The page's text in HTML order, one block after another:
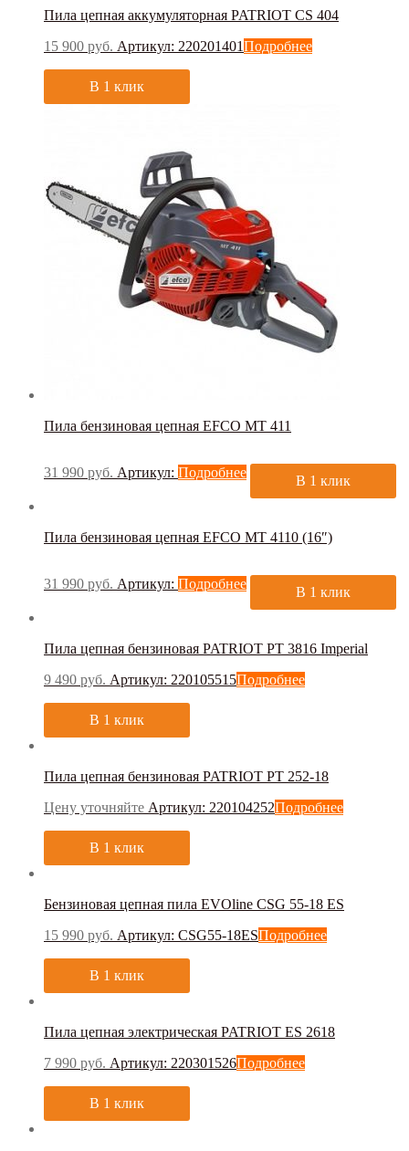
Пила цепная аккумуляторная PATRIOT СS 404
15 900 руб. Артикул: 220201401Подробнее
В 1 клик
Пила бензиновая цепная EFCO MT 411
31 990 руб. Артикул: Подробнее
В 1 клик
Пила бензиновая цепная EFCO MT 4110 (16″)
31 990 руб. Артикул: Подробнее
В 1 клик
Пила цепная бензиновая PATRIOT PT 3816 Imperial
9 490 руб. Артикул: 220105515Подробнее
В 1 клик
Пила цепная бензиновая PATRIOT PT 252-18
Цену уточняйте Артикул: 220104252Подробнее
В 1 клик
Бензиновая цепная пила EVOline CSG 55-18 ES
15 990 руб. Артикул: CSG55-18ESПодробнее
В 1 клик
Пила цепная электрическая PATRIOT ES 2618
7 990 руб. Артикул: 220301526Подробнее
В 1 клик